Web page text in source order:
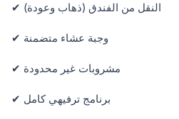
✔ النقل من الفندق (ذهاب وعودة)
✔ وجبة عشاء متضمنة
✔ مشروبات غير محدودة
✔ برنامج ترفيهي كامل